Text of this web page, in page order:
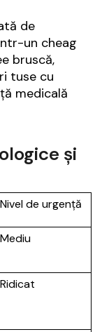
de
un cheag
bruscă,
tuse cu
medicală
și
Nivel de urgență
Mediu
Ridicat